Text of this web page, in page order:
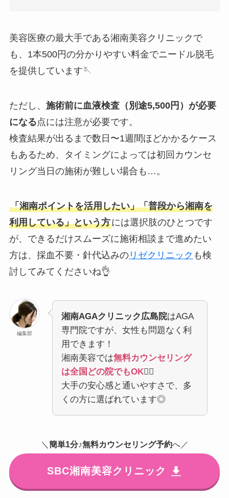
美容医療の最大手である湘南美容クリニックで
も、1本500円の分かりやすい料金でニードル脱毛
を提供しています🪡
ただし、 施術前に血液検査（別途5,500円）が必要
になる点には注意が必要です。
検査結果が出るまで数日〜1週間ほどかかるケース
もあるため、タイミングによっては初回カウンセ
リング当日の施術が難しい場合も…。
「湘南ポイントを活用したい」「普段から湘南を
利用している」という方には選択肢のひとつです
が、できるだけスムーズに施術相談まで進めたい
方は、採血不要・針代込みのリゼクリニック も検
討してみてくださいね👌
編集部
湘南AGAクリニック広島院はAGA
専門院ですが、女性も問題なく利
用できます！
湘南美容では無料カウンセリング
は全国どの院でもOK🙆‍♀️
大手の安心感と通いやすさで、多
くの方に選ばれています◎
＼ 簡単1分♪無料カウンセリング予約へ／
SBC湘南美容クリニック